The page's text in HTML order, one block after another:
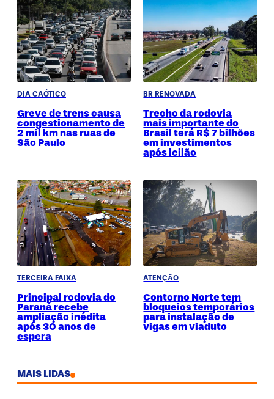
DIA CAÓTICO
Greve de trens causa
congestionamento de
2 mil km nas ruas de
São Paulo
BR RENOVADA
Trecho da rodovia
mais importante do
Brasil terá R$ 7 bilhões
em investimentos
após leilão
TERCEIRA FAIXA
Principal rodovia do
Paraná recebe
ampliação inédita
após 30 anos de
espera
ATENÇÃO
Contorno Norte tem
bloqueios temporários
para instalação de
vigas em viaduto
MAIS LIDAS